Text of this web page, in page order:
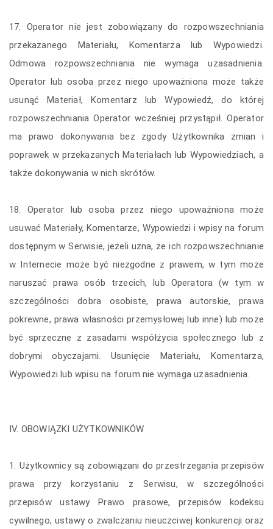
17. Operator nie jest zobowiązany do rozpowszechniania
przekazanego Materiału, Komentarza lub Wypowiedzi.
Odmowa rozpowszechniania nie wymaga uzasadnienia.
Operator lub osoba przez niego upoważniona może także
usunąć Materiał, Komentarz lub Wypowiedź, do której
rozpowszechniania Operator wcześniej przystąpił. Operator
ma prawo dokonywania bez zgody Użytkownika zmian i
poprawek w przekazanych Materiałach lub Wypowiedziach, a
także dokonywania w nich skrótów.
18. Operator lub osoba przez niego upoważniona może
usuwać Materiały, Komentarze, Wypowiedzi i wpisy na forum
dostępnym w Serwisie, jeżeli uzna, że ich rozpowszechnianie
w Internecie może być niezgodne z prawem, w tym może
naruszać prawa osób trzecich, lub Operatora (w tym w
szczególności dobra osobiste, prawa autorskie, prawa
pokrewne, prawa własności przemysłowej lub inne) lub może
być sprzeczne z zasadami współżycia społecznego lub z
dobrymi obyczajami. Usunięcie Materiału, Komentarza,
Wypowiedzi lub wpisu na forum nie wymaga uzasadnienia.
IV. OBOWIĄZKI UŻYTKOWNIKÓW
1. Użytkownicy są zobowiązani do przestrzegania przepisów
prawa przy korzystaniu z Serwisu, w szczególności
przepisów ustawy Prawo prasowe, przepisów kodeksu
cywilnego, ustawy o zwalczaniu nieuczciwej konkurencji oraz